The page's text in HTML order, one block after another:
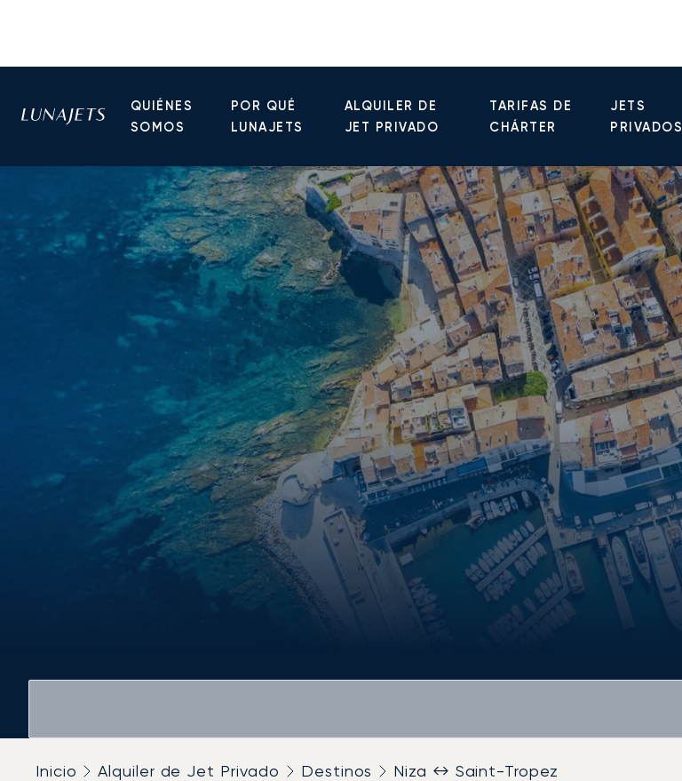
QUIÉNES
SOMOS
POR QUÉ
LUNAJETS
ALQUILER DE
JET PRIVADO
TARIFAS DE
CHÁRTER
JETS
PRIVADOS
Inicio Alquiler de Jet Privado Destinos Niza ↔ Saint-Tropez